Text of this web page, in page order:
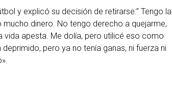
y explicó su decisión de retirarse:” Tengo la
dinero. No tengo derecho a quejarme,
vida apesta. Me dolía, pero utilicé eso como
pero ya no tenía ganas, ni fuerza ni